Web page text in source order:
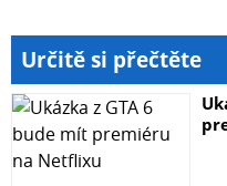
Určitě si přečtěte